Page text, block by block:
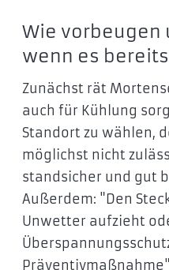
Wie vorbeugen
wenn es
Zunächst rät
auch für Kühlung
Standort zu wählen,
möglichst nicht
standsicher und gut
Außerdem: "Den
Unwetter aufzieht